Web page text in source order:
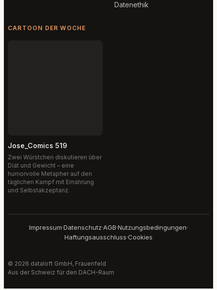
Datenethik
CARTOON DER WOCHE
Jose_Comics 519
Zwei Würstchen diskutieren über
Diät und Gewicht – eine
humorvolle Metapher auf den
täglichen Kampf mit Ernährung
und Selbstakzeptanz.
Impressum·Datenschutz·AGB·Nutzungsbedingungen·
Haftungsausschluss·Cookies
© 2026 dataloft GmbH, Frauenfeld
Aus der Schweiz für den DACH-Raum